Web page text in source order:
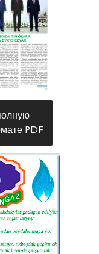
площадке
в этрапе
На
в
скважина
глубиной
В
и
пластах,
PDF